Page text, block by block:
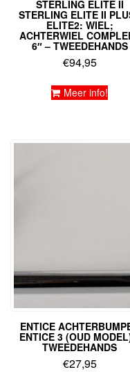
STERLING ELITE II
STERLING ELITE II
ELITE2: WIEL;
ACHTERWIEL
6″ – TWEEDEHANDS
€94,95
Meer info!
ENTICE
ENTICE 3 (OUD
TWEEDEHANDS
€27,95